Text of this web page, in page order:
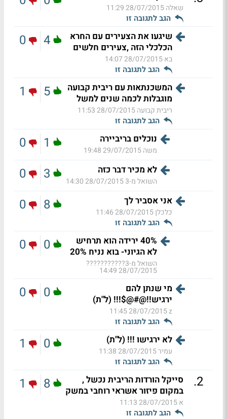
שאלה28/07/2015 11:29
הגב לתגובה זו
שיגעו את הצעירים עם החרא
הכלכלי הזה ,צעירים חלשים
בא28/07/2015 14:07
הגב לתגובה זו
4
0
המשכנתאות עם ריבית קבועה
מוגבלות לכמה שנים למשל
ריבית קבועה28/07/2015 11:53
הגב לתגובה זו
5
1
נוכלים בריביירה
משה29/07/2015 19:48
1
0
לא מכיר דבר כזה
השואל מ-3 28/07/2015 14:30
3
0
אני אסביר לך
כלכלן28/07/2015 11:46
הגב לתגובה זו
8
0
40% ירידה הוא תרחיש
לא הגיוני- בוא נניח 20%
השואל מ-3???????????
28/07/2015 14:49
0
0
מי שנתן להם
ירגיש!!@#@$!!! (ל"ת)
z
28/07/2015 11:45
הגב לתגובה זו
0
0
לא ירגישו !!! (ל"ת)
עמיר28/07/2015 11:38
הגב לתגובה זו
0
1
2
.
סייקל הורדות הריבית נכשל ,
במקום פיזור אשראי רוחבי במשק
א28/07/2015 11:13
הגב לתגובה זו
8
1